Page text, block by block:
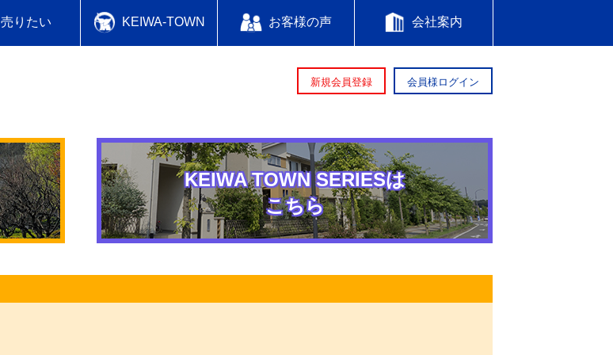
売りたい KEIWA-TOWN お客様の声 会社案内
新規会員登録 会員様ログイン
KEIWA TOWN SERIESは
こちら